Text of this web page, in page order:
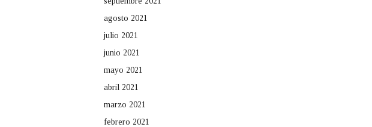
agosto 2021
julio 2021
junio 2021
mayo 2021
abril 2021
marzo 2021
febrero 2021